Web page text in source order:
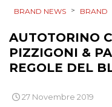
DATI
RICERCHE
BRAND NEWS > BRAND
AUTOTORINO
PIZZIGONI &
REGOLE DEL
27 Novembre 2019